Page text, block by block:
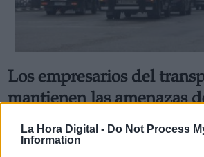
La Hora Digital - Do Not Process
Information
Los empresarios del
mantienen las amenazas
patronal
Este jueves tuvo lugar un encuentro